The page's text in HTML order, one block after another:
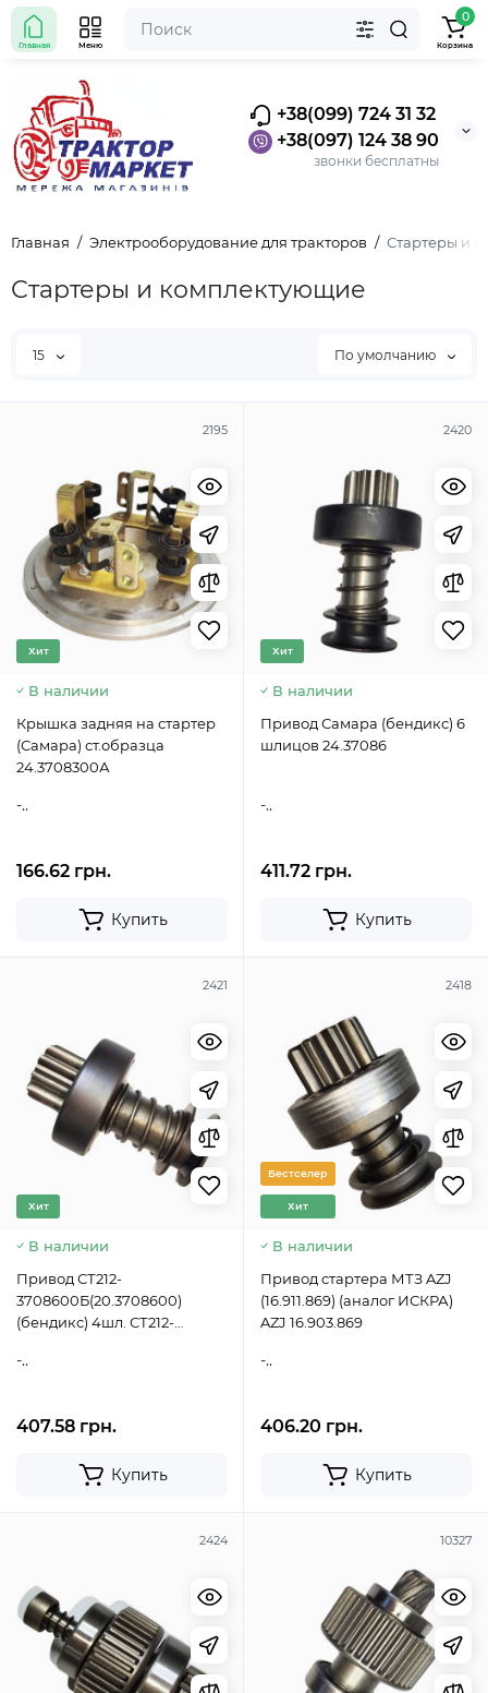
+38(099) 724 31 32
+38(097) 124 38 90
звонки бесплатны
Главная Меню
0
Корзина
Главная Электрооборудование для тракторов Стартеры и
Стартеры и комплектующие
15 По умолчанию
2195
Хит
В наличии
Крышка задняя на стартер
(Самара) ст.образца
24.3708300А
-..
166.62 грн.
Купить
2420
Хит
В наличии
Привод Самара (бендикс) 6
шлицов 24.37086
-..
411.72 грн.
Купить
2421
Хит
В наличии
Привод СТ212-
3708600Б(20.3708600)
(бендикс) 4шл. СТ212-
-..
407.58 грн.
Купить
2418
Бестселер
Хит
В наличии
Привод стартера МТЗ AZJ
(16.911.869) (аналог ИСКРА)
AZJ 16.903.869
-..
406.20 грн.
Купить
2424 10327